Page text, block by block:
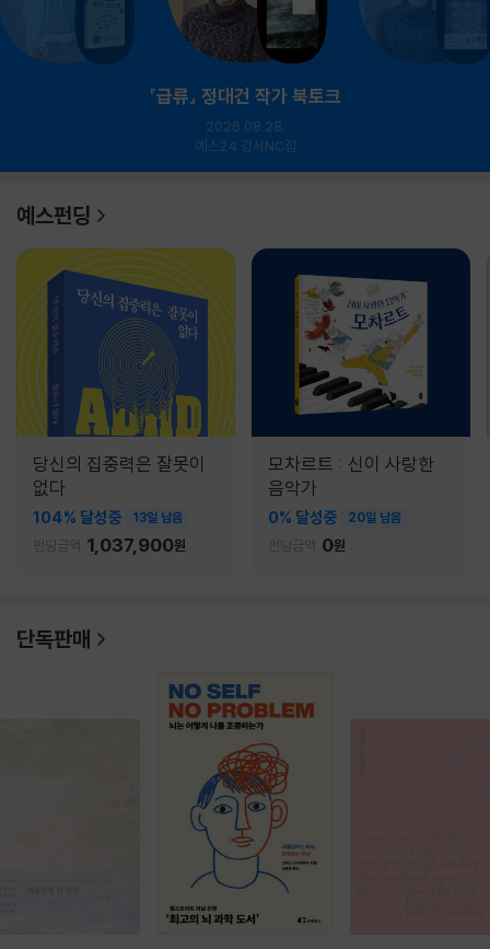
『급류』 정대건 작가 북토크
2026.08.28.
예스24 강서NC점
예스펀딩
당신의 집중력은 잘못이
없다
104% 달성중 13일 남음
펀딩금액 1,037,900원
모차르트 : 신이 사랑한
음악가
0% 달성중 20일 남음
펀딩금액 0원
단독판매